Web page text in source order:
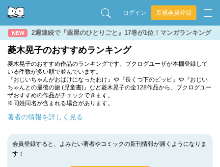
ログイン 新規会員登録
NEW 2週連続で『薬屋のひとりごと』17巻が1位！マンガランキング
菱木晃子のおすすめランキング
菱木晃子のおすすめ作品のランキングです。ブクログユーザが本棚登録して
いる件数が多い順で並んでいます。
『おじいちゃんがおばけになったわけ』や『長くつ下のピッピ』や『おじい
ちゃんとの最後の旅 (児童書)』など菱木晃子の全128作品から、ブクログユー
ザおすすめの作品がチェックできます。
※同姓同名が含まれる場合があります。
著者の情報を詳しく見る
会員登録すると、よみたい著者やコミックの新刊情報が届くようになりま
す！